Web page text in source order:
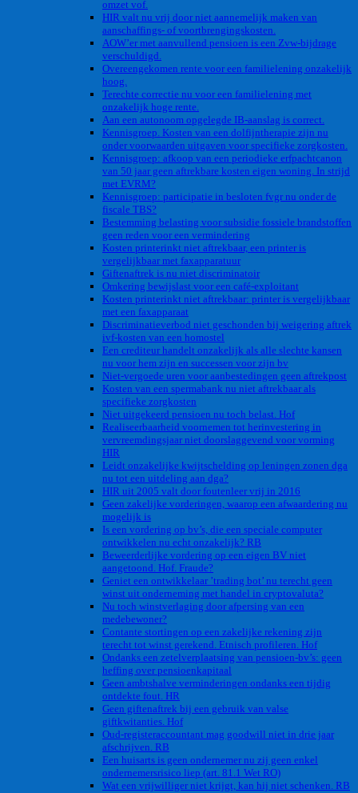
omzet vof.
HIR valt nu vrij door niet aannemelijk maken van
aanschaffings- of voortbrengingskosten.
AOW’er met aanvullend pensioen is een Zvw-bijdrage
verschuldigd.
Overeengekomen rente voor een familielening onzakelijk
hoog.
Terechte correctie nu voor een familielening met
onzakelijk hoge rente.
Aan een autonoom opgelegde IB-aanslag is correct.
Kennisgroep. Kosten van een dolfijntherapie zijn nu
onder voorwaarden uitgaven voor specifieke zorgkosten.
Kennisgroep: afkoop van een periodieke erfpachtcanon
van 50 jaar geen aftrekbare kosten eigen woning. In strijd
met EVRM?
Kennisgroep: participatie in besloten fvgr nu onder de
fiscale TBS?
Bestemming belasting voor subsidie fossiele brandstoffen
geen reden voor een vermindering
Kosten printerinkt niet aftrekbaar, een printer is
vergelijkbaar met faxapparatuur
Giftenaftrek is nu niet discriminatoir
Omkering bewijslast voor een café-exploitant
Kosten printerinkt niet aftrekbaar: printer is vergelijkbaar
met een faxapparaat
Discriminatieverbod niet geschonden bij weigering aftrek
ivf-kosten van een homostel
Een crediteur handelt onzakelijk als alle slechte kansen
nu voor hem zijn en successen voor zijn bv
Niet-vergoede uren voor aanbestedingen geen aftrekpost
Kosten van een spermabank nu niet aftrekbaar als
specifieke zorgkosten
Niet uitgekeerd pensioen nu toch belast. Hof
Realiseerbaarheid voornemen tot herinvestering in
vervreemdingsjaar niet doorslaggevend voor vorming
HIR
Leidt onzakelijke kwijtschelding op leningen zonen dga
nu tot een uitdeling aan dga?
HIR uit 2005 valt door foutenleer vrij in 2016
Geen zakelijke vorderingen, waarop een afwaardering nu
mogelijk is
Is een vordering op bv’s, die een speciale computer
ontwikkelen nu echt onzakelijk? RB
Beweerderlijke vordering op een eigen BV niet
aangetoond. Hof. Fraude?
Geniet een ontwikkelaar ’trading bot’ nu terecht geen
winst uit onderneming met handel in cryptovaluta?
Nu toch winstverlaging door afpersing van een
medebewoner?
Contante stortingen op een zakelijke rekening zijn
terecht tot winst gerekend. Etnisch profileren. Hof
Ondanks een zetelverplaatsing van pensioen-bv’s: geen
heffing over pensioenkapitaal
Geen ambtshalve verminderingen ondanks een tijdig
ontdekte fout. HR
Geen giftenaftrek bij een gebruik van valse
giftkwitanties. Hof
Oud-registeraccountant mag goodwill niet in drie jaar
afschrijven. RB
Een huisarts is geen ondernemer nu zij geen enkel
ondernemersrisico liep (art. 81.1 Wet RO)
Wat een vrijwilliger niet krijgt, kan hij niet schenken. RB